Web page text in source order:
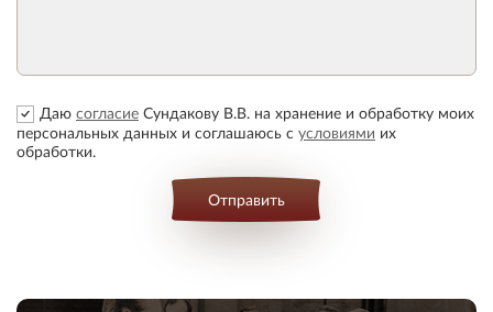
Даю согласие Сундакову В.В. на хранение и обработку моих
персональных данных и соглашаюсь с условиями их
обработки.
Отправить